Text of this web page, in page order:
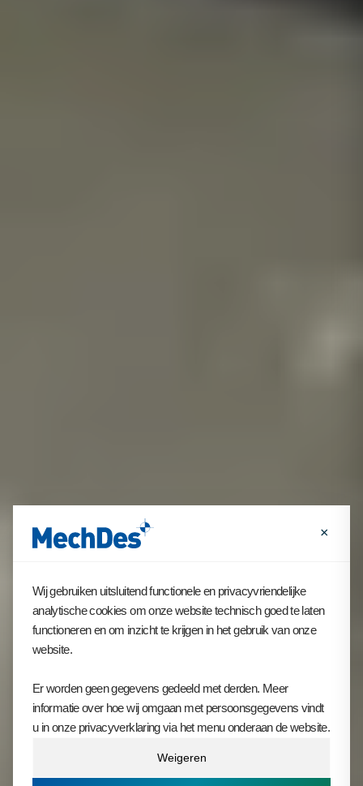
×
Wij gebruiken uitsluitend functionele en privacyvriendelijke
analytische cookies om onze website technisch goed te laten
functioneren en om inzicht te krijgen in het gebruik van onze
website.
Er worden geen gegevens gedeeld met derden. Meer
informatie over hoe wij omgaan met persoonsgegevens vindt
u in onze privacyverklaring via het menu onderaan de website.
Weigeren